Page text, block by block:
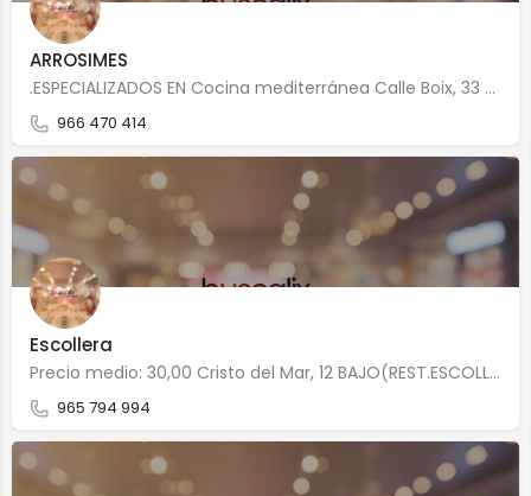
ARROSIMES
.ESPECIALIZADOS EN Cocina mediterránea Calle Boix, 33 3738 JAVEA / XABIA
966 470 414
Escollera
Precio medio: 30,00 Cristo del Mar, 12 BAJO(REST.ESCOLLERA) 3730 Jávea/Xàbia
965 794 994